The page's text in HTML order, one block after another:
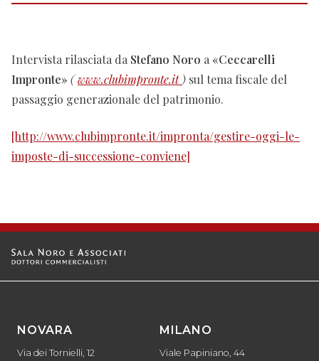
Intervista rilasciata da Stefano Noro a «Ceccarelli
Impronte» (www.clubimpronte.it ) sul tema fiscale del
passaggio generazionale del patrimonio.
[http://www.clubimpronte.it/impronta/gestire-oggi-le-
imposte-di-successione-conviene]
NOVARA
Via dei Tornielli, 12
MILANO
Viale Papiniano, 44